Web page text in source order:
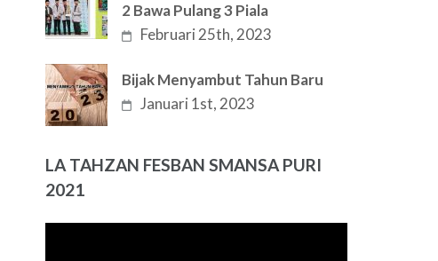
2 Bawa Pulang 3 Piala
Februari 25th, 2023
Bijak Menyambut Tahun Baru
Januari 1st, 2023
LA TAHZAN FESBAN SMANSA PURI
2021